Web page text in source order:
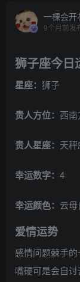
一棵会开
9个月前发
狮子座今日
星座： 狮子
贵人方位： 西南
贵人星座： 天秤
幸运数字： 4
幸运颜色： 云母
爱情运势
感情问题棘手
嘴硬可是会自讨